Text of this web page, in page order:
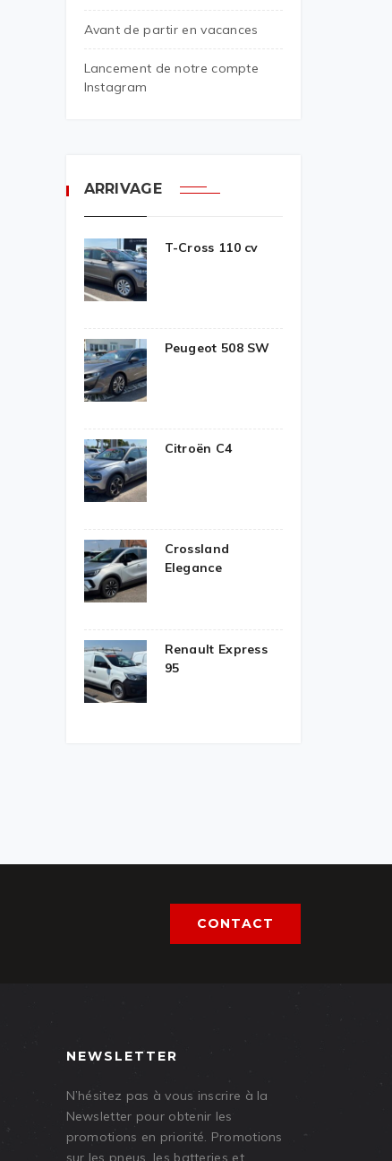
Avant de partir en vacances
Lancement de notre compte
Instagram
ARRIVAGE
T-Cross 110 cv
Peugeot 508 SW
Citroën C4
Crossland
Elegance
Renault Express
95
CONTACT
NEWSLETTER
N’hésitez pas à vous inscrire à la
Newsletter pour obtenir les
promotions en priorité. Promotions
sur les pneus, les batteries et